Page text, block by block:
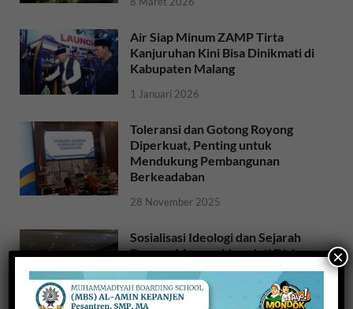
Air Siap Minum ZAMP Tirta
Kanjuruhan Kini Bisa Dinikmati di
Kabupaten Malang
1 Januari 2026
Toleransi dan Gotong Royong
Diperkuat, Penting untuk
Mendukung Pembangunan
Berkeadaban
28 November 2025
Sosialisasi Ideologi dan Sejarah
Bangsa: Meneguhkan Jati Diri
Bangsa untuk NKRI
26 November 2025
×